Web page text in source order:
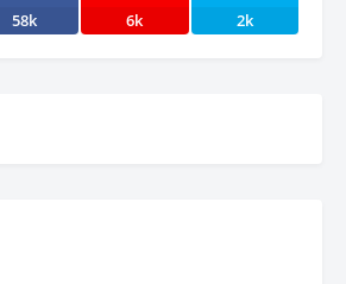
58k 6k 2k